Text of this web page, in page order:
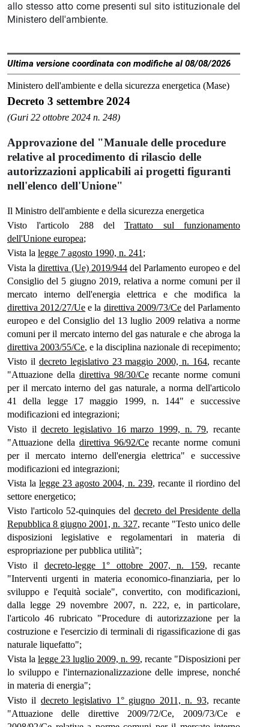
allo stesso atto come presenti sul sito istituzionale del
Ministero dell'ambiente.
Ultima versione coordinata con modifiche al 08/08/2026
Ministero dell'ambiente e della sicurezza energetica (Mase)
Decreto 3 settembre 2024
(Guri 22 ottobre 2024 n. 248)
Approvazione del "Manuale delle procedure
relative al procedimento di rilascio delle
autorizzazioni applicabili ai progetti figuranti
nell'elenco dell'Unione"
Il Ministro dell'ambiente e della sicurezza energetica
Visto l'articolo 288 delTrattato sul funzionamento
dell'Unione europea;
Vista la legge 7 agosto 1990, n. 241 ;
Vista ladirettiva (Ue) 2019/944del Parlamento europeo e del
Consiglio del 5 giugno 2019, relativa a norme comuni per il
mercato interno dell'energia elettrica e che modifica la
direttiva 2012/27/Ue e la direttiva 2009/73/Cedel Parlamento
europeo e del Consiglio del 13 luglio 2009 relativa a norme
comuni per il mercato interno del gas naturale e che abroga la
direttiva 2003/55/Ce, e la disciplina nazionale di recepimento;
Visto il decreto legislativo 23 maggio 2000, n. 164, recante
"Attuazione della direttiva 98/30/Cerecante norme comuni
per il mercato interno del gas naturale, a norma dell'articolo
41 della legge 17 maggio 1999, n. 144" e successive
modificazioni ed integrazioni;
Visto ildecreto legislativo 16 marzo 1999, n. 79, recante
"Attuazione della direttiva 96/92/Cerecante norme comuni
per il mercato interno dell'energia elettrica" e successive
modificazioni ed integrazioni;
Vista lalegge 23 agosto 2004, n. 239, recante il riordino del
settore energetico;
Visto l'articolo 52-quinquies del decreto del Presidente della
Repubblica 8 giugno 2001, n. 327, recante "Testo unico delle
disposizioni legislative e regolamentari in materia di
espropriazione per pubblica utilità";
Visto il decreto-legge 1° ottobre 2007, n. 159, recante
"Interventi urgenti in materia economico-finanziaria, per lo
sviluppo e l'equità sociale", convertito, con modificazioni,
dalla legge 29 novembre 2007, n. 222, e, in particolare,
l'articolo 46 rubricato "Procedure di autorizzazione per la
costruzione e l'esercizio di terminali di rigassificazione di gas
naturale liquefatto";
Vista la legge 23 luglio 2009, n. 99, recante "Disposizioni per
lo sviluppo e l'internazionalizzazione delle imprese, nonché
in materia di energia";
Visto il decreto legislativo 1° giugno 2011, n. 93, recante
"Attuazione delle direttive 2009/72/Ce, 2009/73/Ce e